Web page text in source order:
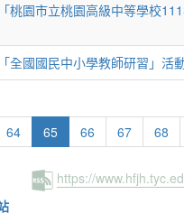
桃園市立桃園高級中等學校
全國國民中小學教師研習」活
64 65(current)
66 67 68
https://